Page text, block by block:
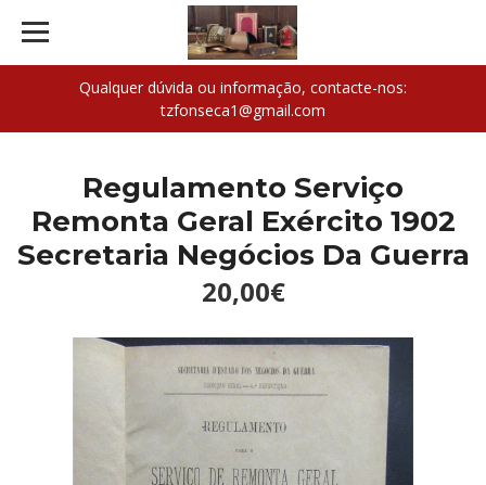
Qualquer dúvida ou informação, contacte-nos:
tzfonseca1@gmail.com
Regulamento Serviço
Remonta Geral Exército 1902
Secretaria Negócios Da Guerra
20,00€